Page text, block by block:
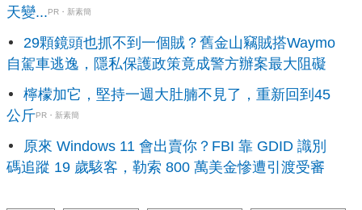
天變...PR・新素簡
29顆鏡頭也抓不到一個賊？舊金山竊賊搭Waymo
自駕車逃逸，隱私保護政策竟成警方辦案最大阻礙
檸檬加它，堅持一週大肚腩不見了，重新回到45
公斤PR・新素簡
原來 Windows 11 會出賣你？FBI 靠 GDID 識別
碼追蹤 19 歲駭客，勒索 800 萬美金慘遭引渡受審